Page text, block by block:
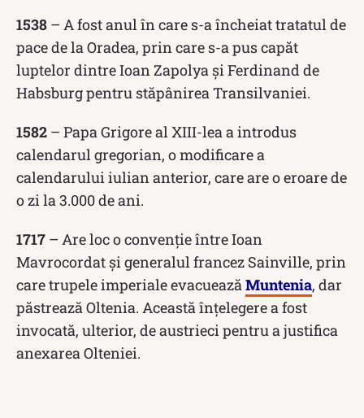
1538 – A fost anul în care s-a încheiat tratatul de
pace de la Oradea, prin care s-a pus capăt
luptelor dintre Ioan Zapolya și Ferdinand de
Habsburg pentru stăpânirea Transilvaniei.
1582 – Papa Grigore al XIII-lea a introdus
calendarul gregorian, o modificare a
calendarului iulian anterior, care are o eroare de
o zi la 3.000 de ani.
1717 – Are loc o convenție între Ioan
Mavrocordat și generalul francez Sainville, prin
care trupele imperiale evacuează Muntenia, dar
păstrează Oltenia. Această înțelegere a fost
invocată, ulterior, de austrieci pentru a justifica
anexarea Olteniei.